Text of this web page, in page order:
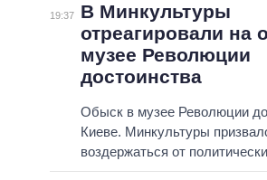
19:37
В Минкультуры
отреагировали на
музее Революции
достоинства
Обыск в музее Революции
Киеве. Минкультуры
воздержаться от